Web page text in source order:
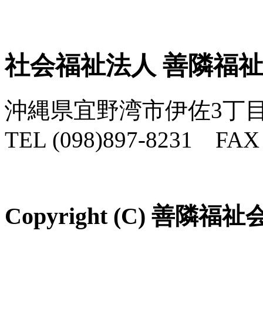
社会福祉法人 善隣福
沖縄県宜野湾市伊佐3丁
TEL (098)897-8231 FAX
Copyright (C) 善隣福祉